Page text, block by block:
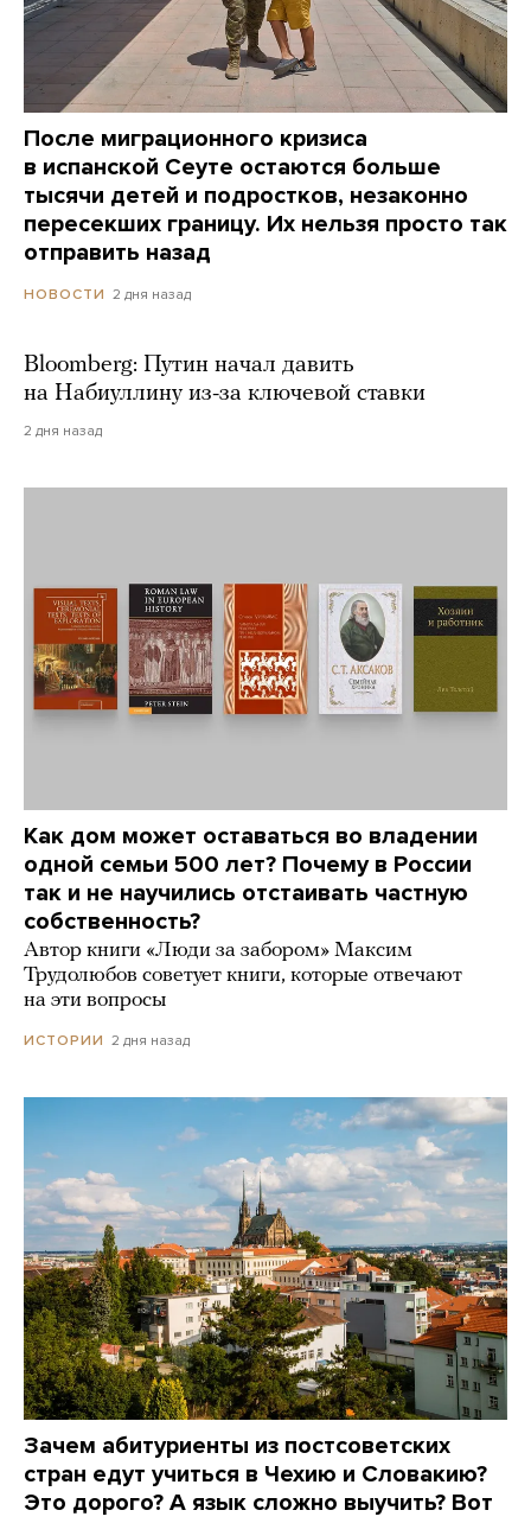
После миграционного кризиса
в испанской Сеуте остаются больше
тысячи детей и подростков, незаконно
пересекших границу. Их нельзя просто так
отправить назад
НОВОСТИ 2 дня назад
Bloomberg: Путин начал давить
на Набиуллину из-за ключевой ставки
2 дня назад
Как дом может оставаться во владении
одной семьи 500 лет? Почему в России
так и не научились отстаивать частную
собственность?
Автор книги «Люди за забором» Максим
Трудолюбов советует книги, которые отвечают
на эти вопросы
ИСТОРИИ 2 дня назад
Зачем абитуриенты из постсоветских
стран едут учиться в Чехию и Словакию?
Это дорого? А язык сложно выучить? Вот